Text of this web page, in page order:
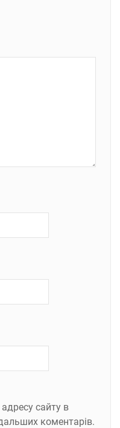
сайту в
коментарів.